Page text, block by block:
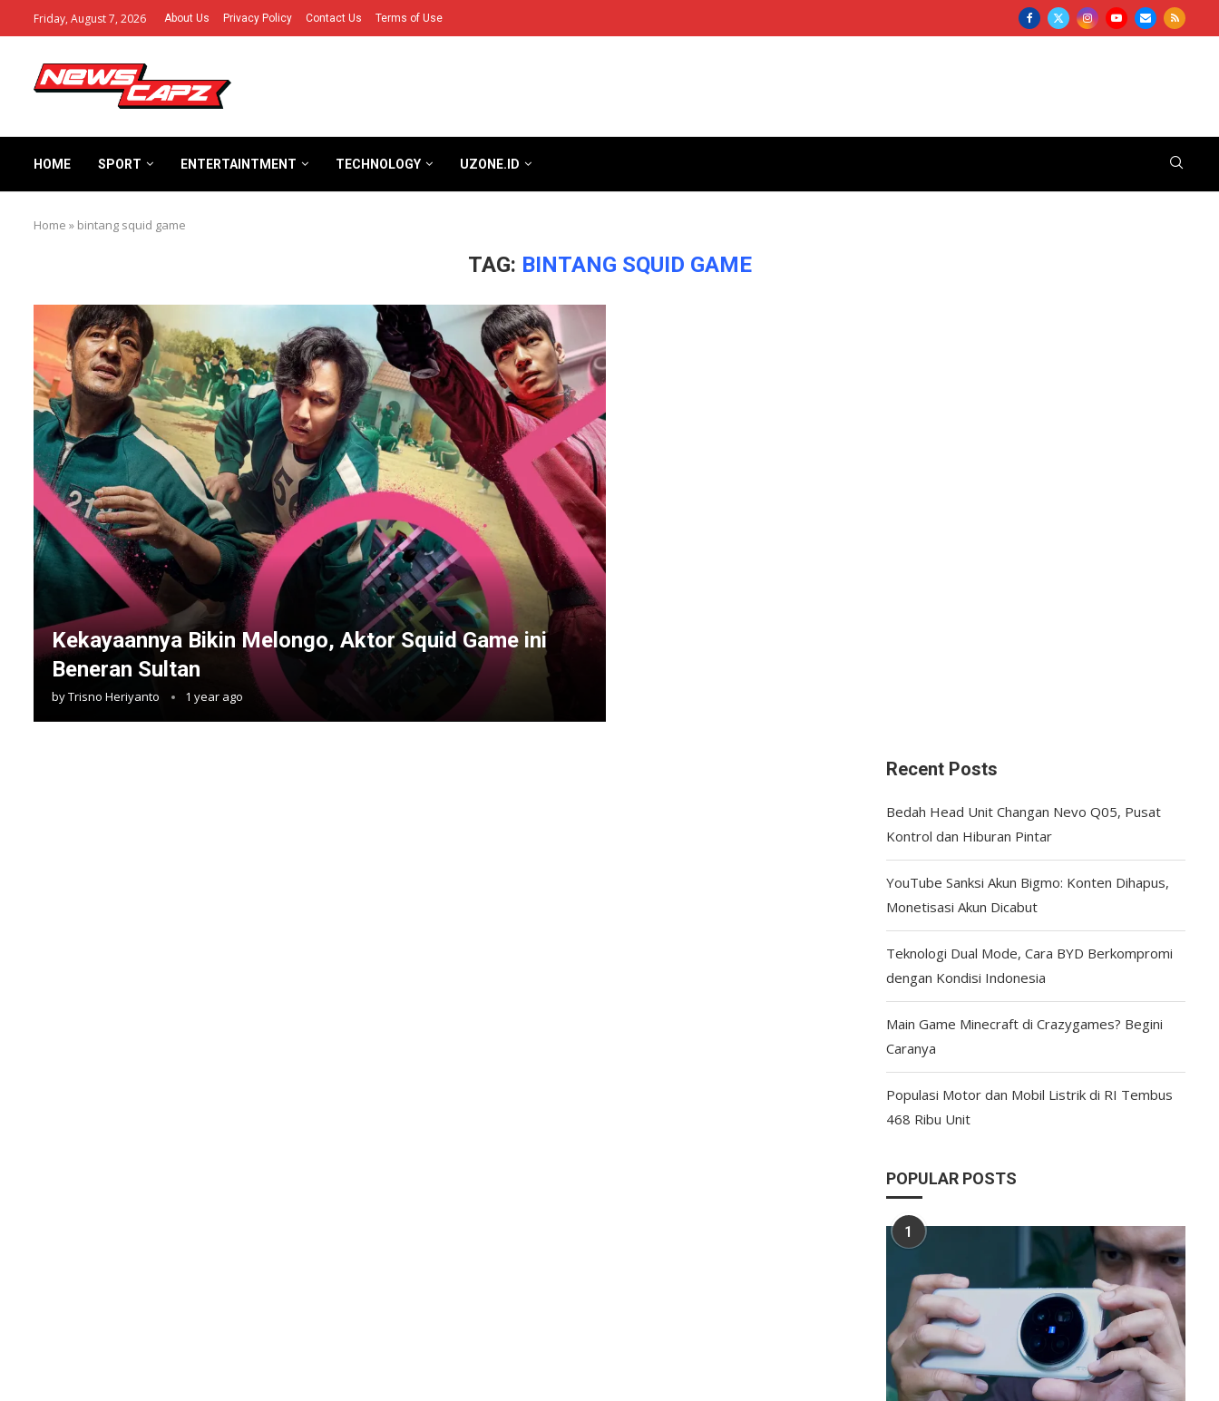
Friday, August 7, 2026 About Us Privacy Policy Contact Us Terms of Use
HOME SPORT ENTERTAINTMENT TECHNOLOGY UZONE.ID
Home » bintang squid game
TAG: BINTANG SQUID GAME
Kekayaannya Bikin Melongo, Aktor Squid Game ini
Beneran Sultan
byTrisno Heriyanto 1 year ago
Recent Posts
Bedah Head Unit Changan Nevo Q05, Pusat
Kontrol dan Hiburan Pintar
YouTube Sanksi Akun Bigmo: Konten Dihapus,
Monetisasi Akun Dicabut
Teknologi Dual Mode, Cara BYD Berkompromi
dengan Kondisi Indonesia
Main Game Minecraft di Crazygames? Begini
Caranya
Populasi Motor dan Mobil Listrik di RI Tembus
468 Ribu Unit
POPULAR POSTS
1